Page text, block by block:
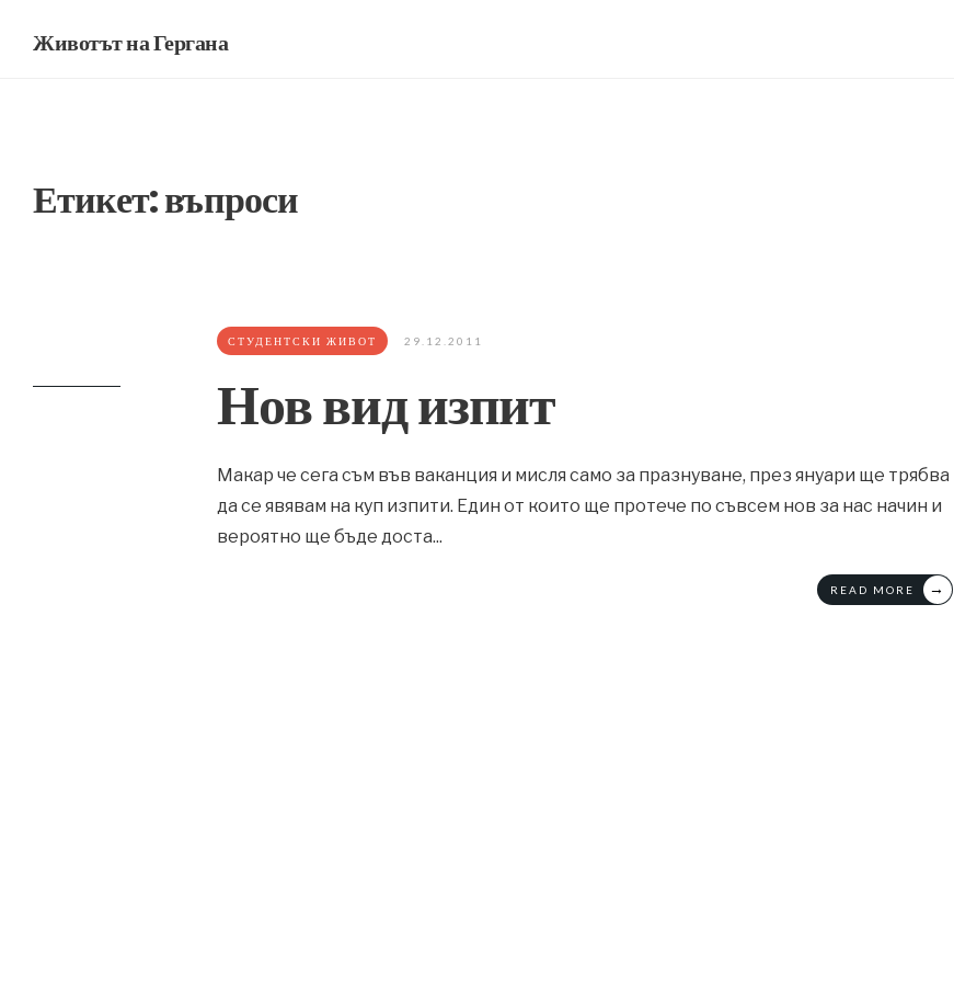
Животът на Гергана
Етикет:въпроси
СТУДЕНТСКИ ЖИВОТ 29.12.2011
Нов вид изпит
Макар че сега съм във ваканция и мисля само за празнуване, през януари ще трябва
да се явявам на куп изпити. Един от които ще протече по съвсем нов за нас начин и
вероятно ще бъде доста...
READ MORE →